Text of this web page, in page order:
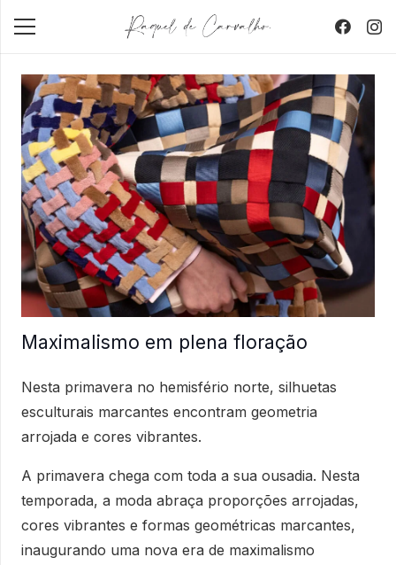
Maximalismo em plena floração
Nesta primavera no hemisfério norte, silhuetas
esculturais marcantes encontram geometria
arrojada e cores vibrantes.
A primavera chega com toda a sua ousadia. Nesta
temporada, a moda abraça proporções arrojadas,
cores vibrantes e formas geométricas marcantes,
inaugurando uma nova era de maximalismo